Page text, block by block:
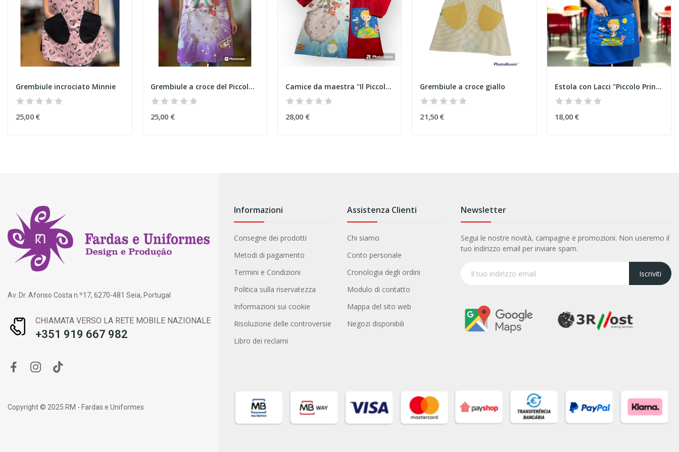
Grembiule incrociato Minnie
25,00 €
Grembiule a croce del Piccolo Principe Viola
25,00 €
Camice da maestra "Il Piccolo Principe"
28,00 €
Grembiule a croce giallo
21,50 €
Estola con Lacci "Piccolo Principe" Blu
18,00 €
Av. Dr. Afonso Costa n.º17, 6270-481 Seia, Portugal
CHIAMATA VERSO LA RETE MOBILE NAZIONALE
+351 919 667 982
Informazioni
Consegne dei prodotti
Metodi di pagamento
Termini e Condizioni
Politica sulla riservatezza
Informazioni sui cookie
Risoluzione delle controversie
Libro dei reclami
Assistenza Clienti
Chi siamo
Conto personale
Cronologia degli ordini
Modulo di contatto
Mappa del sito web
Negozi disponibili
Newsletter
Segui le nostre novità, campagne e promozioni. Non useremo il
tuo indirizzo email per inviare spam.
Iscriviti
Copyright © 2025 RM - Fardas e Uniformes